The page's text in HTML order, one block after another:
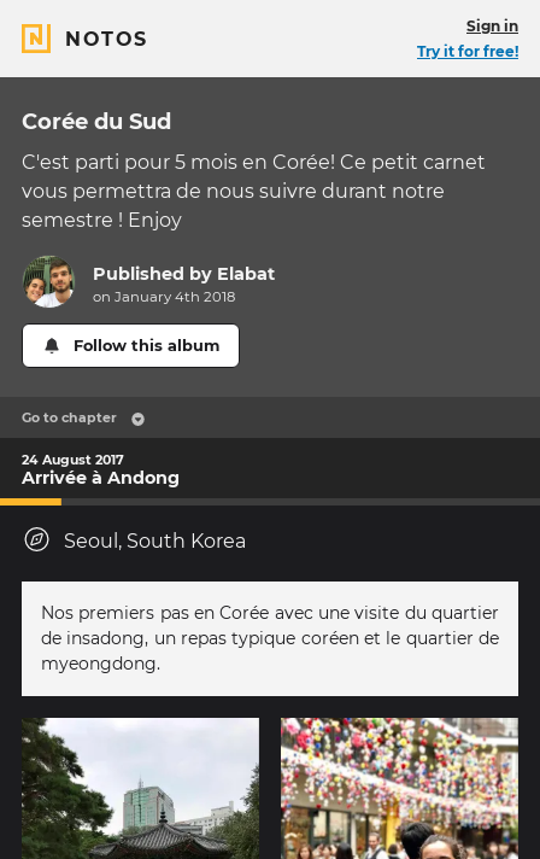
NOTOS
Sign in
Try it for free!
Corée du Sud
C'est parti pour 5 mois en Corée! Ce petit carnet
vous permettra de nous suivre durant notre
semestre ! Enjoy
Published by Elabat
on January 4th 2018
Follow this album
Go to chapter
24 August 2017
Arrivée à Andong
Seoul, South Korea
Nos premiers pas en Corée avec une visite du quartier
de insadong, un repas typique coréen et le quartier de
myeongdong.